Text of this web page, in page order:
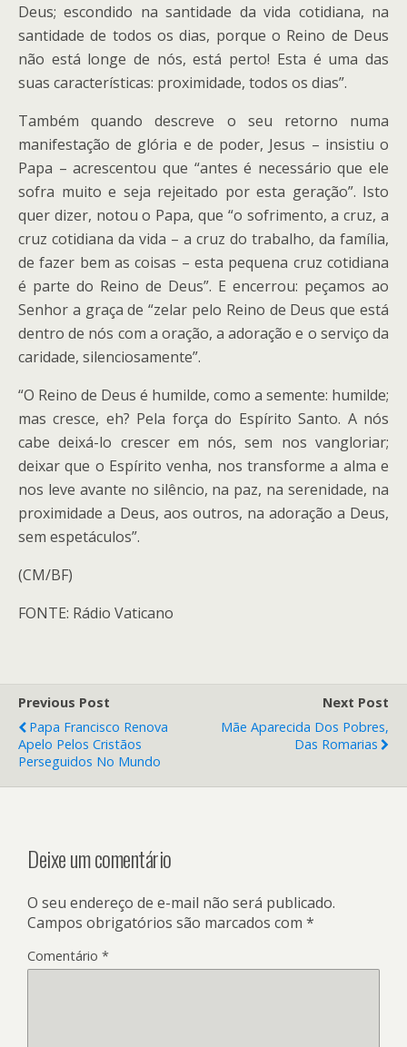
Deus; escondido na santidade da vida cotidiana, na
santidade de todos os dias, porque o Reino de Deus
não está longe de nós, está perto! Esta é uma das
suas características: proximidade, todos os dias”.
Também quando descreve o seu retorno numa
manifestação de glória e de poder, Jesus – insistiu o
Papa – acrescentou que “antes é necessário que ele
sofra muito e seja rejeitado por esta geração”. Isto
quer dizer, notou o Papa, que “o sofrimento, a cruz, a
cruz cotidiana da vida – a cruz do trabalho, da família,
de fazer bem as coisas – esta pequena cruz cotidiana
é parte do Reino de Deus”. E encerrou: peçamos ao
Senhor a graça de “zelar pelo Reino de Deus que está
dentro de nós com a oração, a adoração e o serviço da
caridade, silenciosamente”.
“O Reino de Deus é humilde, como a semente: humilde;
mas cresce, eh? Pela força do Espírito Santo. A nós
cabe deixá-lo crescer em nós, sem nos vangloriar;
deixar que o Espírito venha, nos transforme a alma e
nos leve avante no silêncio, na paz, na serenidade, na
proximidade a Deus, aos outros, na adoração a Deus,
sem espetáculos”.
(CM/BF)
FONTE: Rádio Vaticano
Previous Post
Papa Francisco Renova
Apelo Pelos Cristãos
Perseguidos No Mundo
Next Post
Mãe Aparecida Dos Pobres,
Das Romarias
Deixe um comentário
O seu endereço de e-mail não será publicado.
Campos obrigatórios são marcados com *
Comentário *